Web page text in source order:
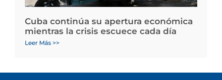
Cuba continúa su apertura económica
mientras la crisis escuece cada día
Leer Más >>